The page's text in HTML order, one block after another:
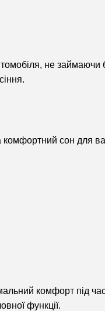
не займаючи
комфортний сон
комфорт під
функції.